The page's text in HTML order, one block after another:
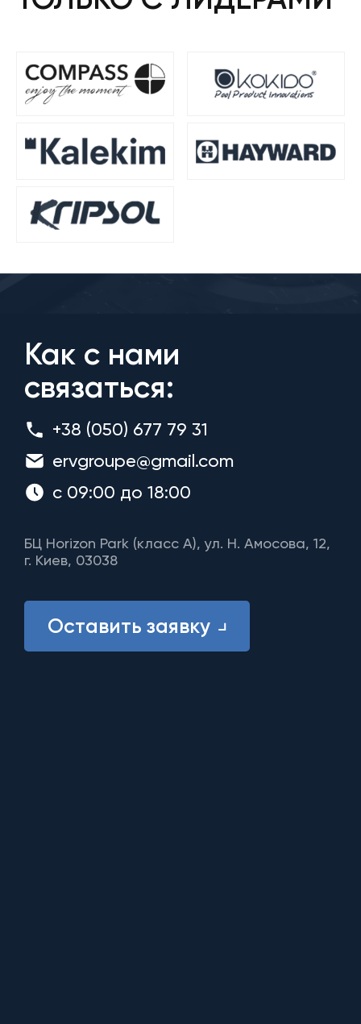
Как с нами
связаться:
+38 (050) 677 79 31
ervgroupe@gmail.com
с 09:00 до 18:00
БЦ Horizon Park (класс A), ул. Н. Амосова, 12,
г. Киев, 03038
Оставить заявку